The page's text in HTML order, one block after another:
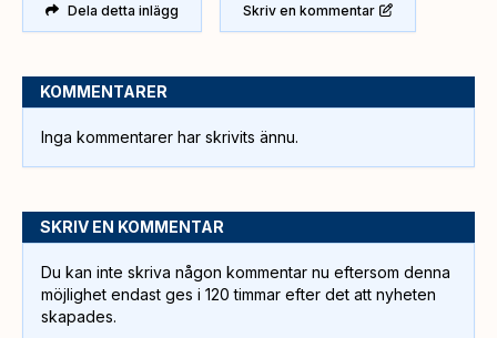
Dela detta inlägg Skriv en kommentar
KOMMENTARER
Inga kommentarer har skrivits ännu.
SKRIV EN KOMMENTAR
Du kan inte skriva någon kommentar nu eftersom denna
möjlighet endast ges i 120 timmar efter det att nyheten
skapades.